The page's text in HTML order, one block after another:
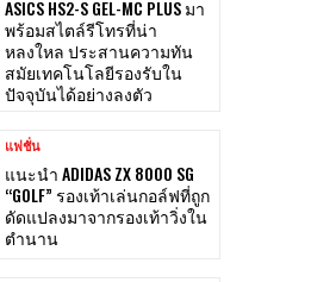
ASICS HS2-S GEL-MC PLUS มา
พร้อมสไตล์รีโทรที่น่า
หลงใหล ประสานความทัน
สมัยเทคโนโลยีรองรับใน
ปัจจุบันได้อย่างลงตัว
แฟชั่น
แนะนำ ADIDAS ZX 8000 SG
“GOLF” รองเท้าเล่นกอล์ฟที่ถูก
ดัดแปลงมาจากรองเท้าวิ่งใน
ตำนาน